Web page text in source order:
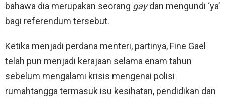
bahawa dia merupakan seorang gaydan mengundi ‘ya’
bagi referendum tersebut.
Ketika menjadi perdana menteri, partinya, Fine Gael
telah pun menjadi kerajaan selama enam tahun
sebelum mengalami krisis mengenai polisi
rumahtangga termasuk isu kesihatan, pendidikan dan